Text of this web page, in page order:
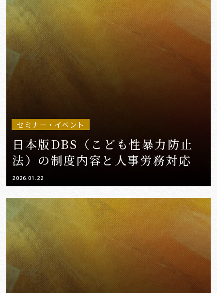
セミナー・イベント
日本版DBS（こども性暴力防止
法）の制度内容と人事労務対応
2026.01.22